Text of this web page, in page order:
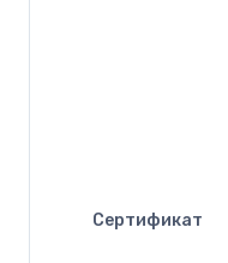
Сертификат